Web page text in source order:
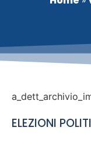
ELEZIONI